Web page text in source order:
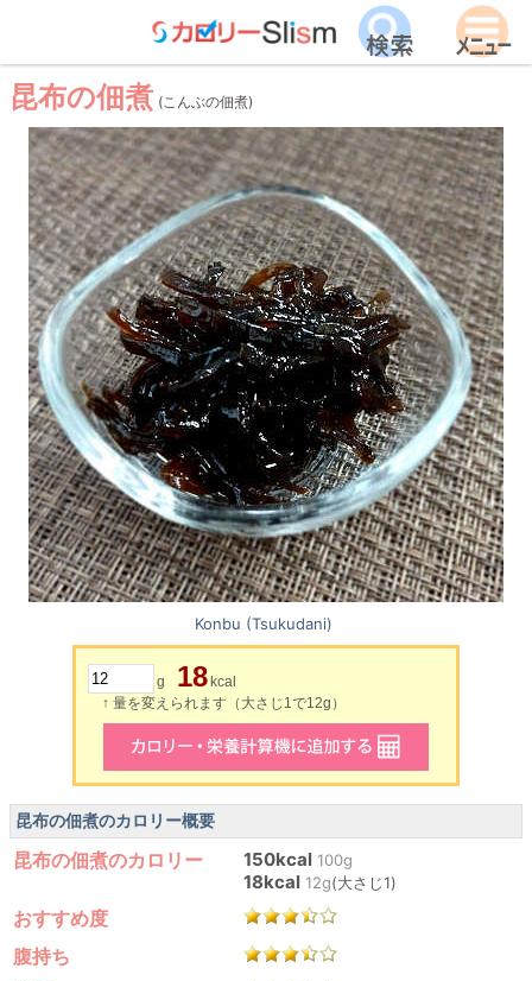
昆布の佃煮 (こんぶの佃煮)
Konbu (Tsukudani)
g 18 kcal
↑ 量を変えられます（大さじ1で12g）
昆布の佃煮のカロリー概要
昆布の佃煮のカロリー 150kcal 100g
18kcal 12g(大さじ1)
おすすめ度
腹持ち